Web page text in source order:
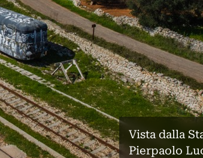
Vista dalla
Pierpaolo